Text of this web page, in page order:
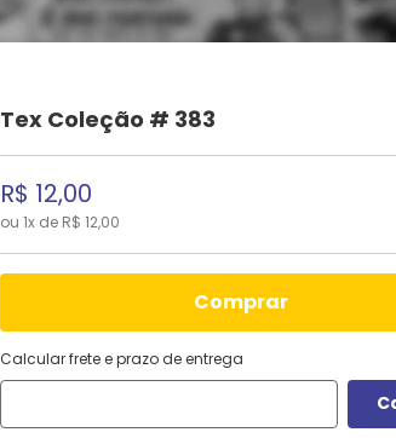
Tex Coleção # 383
R$ 12,00
ou 1x de R$ 12,00
comprar
Calcular frete e prazo de entrega